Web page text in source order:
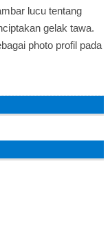
lucu tentang
gelak tawa.
photo profil pada